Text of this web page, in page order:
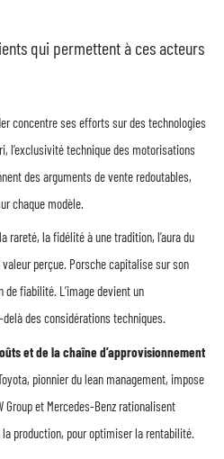
qui permettent à ces acteurs
concentre ses efforts sur des technologies
l’exclusivité technique des motorisations
des arguments de vente redoutables,
chaque modèle.
rareté, la fidélité à une tradition, l’aura du
perçue. Porsche capitalise sur son
de fiabilité. L’image devient un
des considérations techniques.
et de la chaîne d’approvisionnement
pionnier du lean management, impose
Group et Mercedes-Benz rationalisent
production, pour optimiser la rentabilité.